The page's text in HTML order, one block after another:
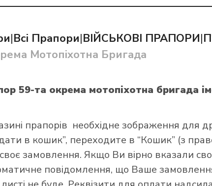
|Всі Прапори|ВІЙСЬКОВІ ПРАПОРИ|
Мотопіхотна Бригада
59-та окрема мотопіхотна бригада
прапорів необхідне зображення для
в кошик”, переходите в “Кошик” (з
замовлення. Якщо Ви вірно вказали
повідомлення, що Ваше
Як купити прапор в інтернет-